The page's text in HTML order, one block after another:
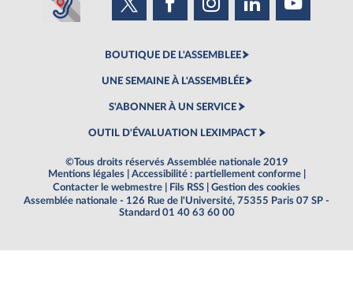
BOUTIQUE DE L'ASSEMBLEE
UNE SEMAINE À L'ASSEMBLÉE
S'ABONNER À UN SERVICE
OUTIL D'ÉVALUATION LEXIMPACT
©Tous droits réservés Assemblée nationale 2019
Mentions légales
Accessibilité : partiellement conforme
Contacter le webmestre
Fils RSS
Gestion des cookies
Assemblée nationale - 126 Rue de l'Université, 75355 Paris 07 SP -
Standard 01 40 63 60 00